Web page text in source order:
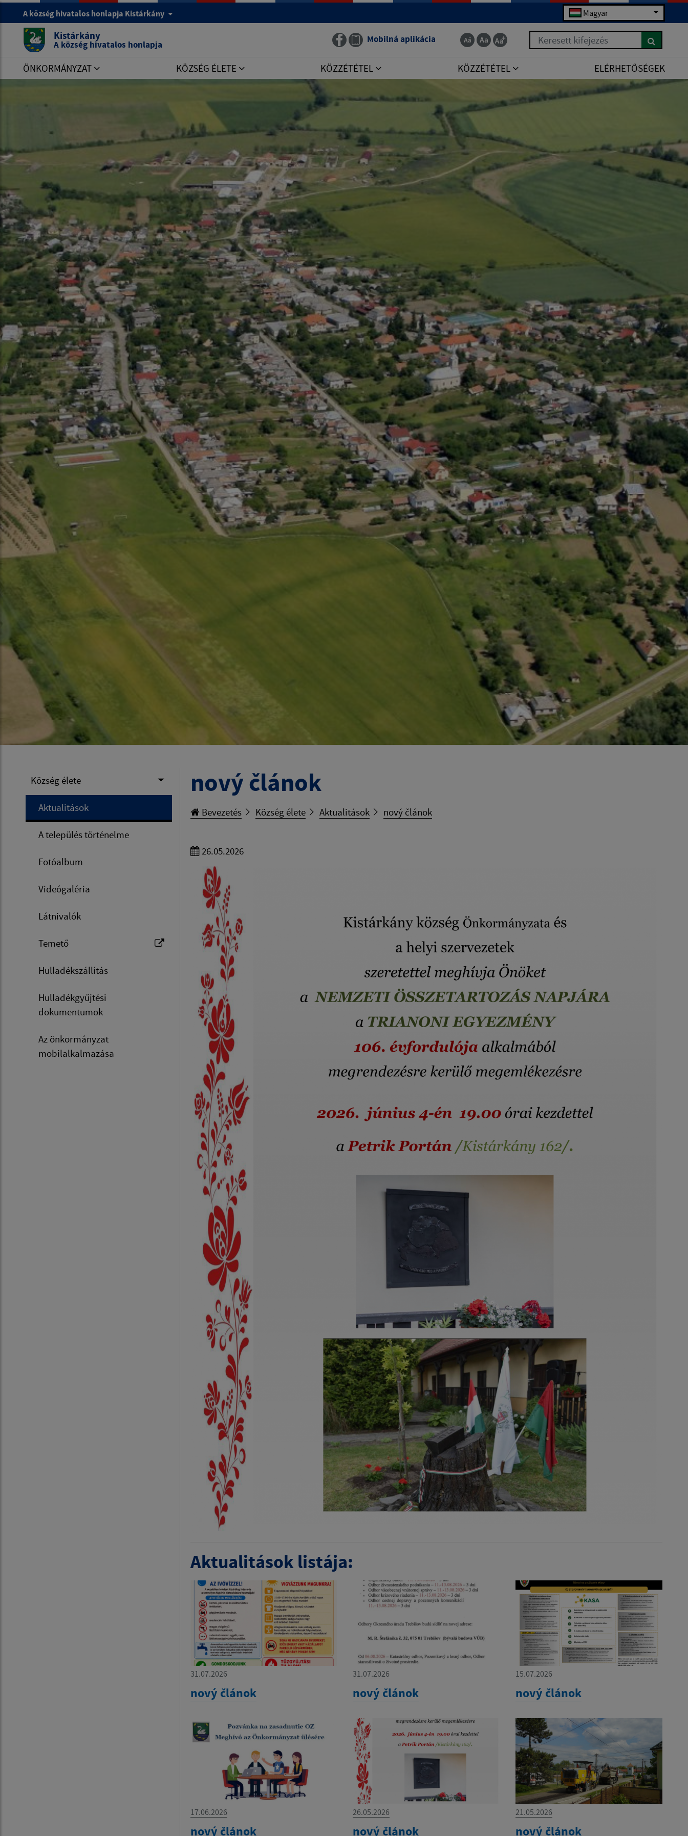
A község hivatalos honlapja Kistárkány Magyar
Kistárkány
A község hivatalos honlapja Mobilná aplikácia Keresett kifejezés
ÖNKORMÁNYZAT KÖZSÉG ÉLETE KÖZZÉTÉTEL KÖZZÉTÉTEL ELÉRHETŐSÉGEK
Község élete
Aktualitások
A település történelme
Fotóalbum
Videógaléria
Látnivalók
Temető
Hulladékszállítás
Hulladékgyűjtési
dokumentumok
Az önkormányzat
mobilalkalmazása
nový článok
Bevezetés Község élete Aktualitások nový článok
26.05.2026
Aktualitások listája:
31.07.2026
nový článok
31.07.2026
nový článok
15.07.2026
nový článok
17.06.2026
nový článok
26.05.2026
nový článok
21.05.2026
nový článok